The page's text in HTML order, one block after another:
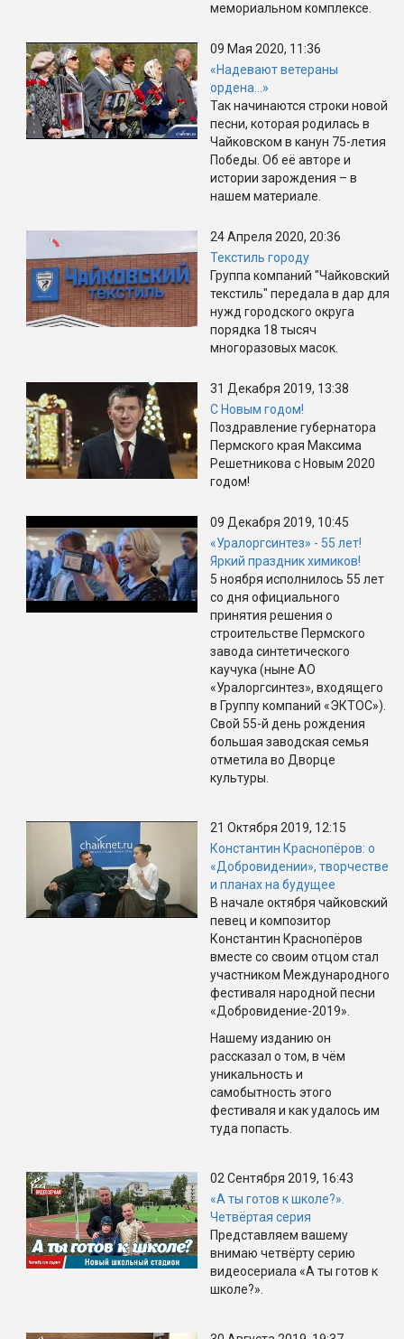
мемориальном комплексе.
09 Мая 2020, 11:36
«Надевают ветераны
ордена…»
Так начинаются строки новой
песни, которая родилась в
Чайковском в канун 75-летия
Победы. Об её авторе и
истории зарождения – в
нашем материале.
24 Апреля 2020, 20:36
Текстиль городу
Группа компаний "Чайковский
текстиль" передала в дар для
нужд городского округа
порядка 18 тысяч
многоразовых масок.
31 Декабря 2019, 13:38
С Новым годом!
Поздравление губернатора
Пермского края Максима
Решетникова с Новым 2020
годом!
09 Декабря 2019, 10:45
«Уралоргсинтез» - 55 лет!
Яркий праздник химиков!
5 ноября исполнилось 55 лет
со дня официального
принятия решения о
строительстве Пермского
завода синтетического
каучука (ныне АО
«Уралоргсинтез», входящего
в Группу компаний «ЭКТОС»).
Свой 55-й день рождения
большая заводская семья
отметила во Дворце
культуры.
21 Октября 2019, 12:15
Константин Краснопёров: о
«Добровидении», творчестве
и планах на будущее
В начале октября чайковский
певец и композитор
Константин Краснопёров
вместе со своим отцом стал
участником Международного
фестиваля народной песни
«Добровидение-2019».
Нашему изданию он
рассказал о том, в чём
уникальность и
самобытность этого
фестиваля и как удалось им
туда попасть.
02 Сентября 2019, 16:43
«А ты готов к школе?».
Четвёртая серия
Представляем вашему
внимаю четвёрту серию
видеосериала «А ты готов к
школе?».